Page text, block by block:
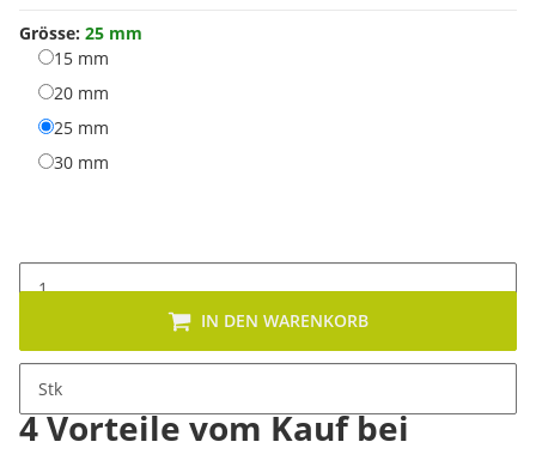
Grösse: 25 mm
15 mm
20 mm
25 mm
30 mm
Stk
IN DEN WARENKORB
4 Vorteile vom Kauf bei